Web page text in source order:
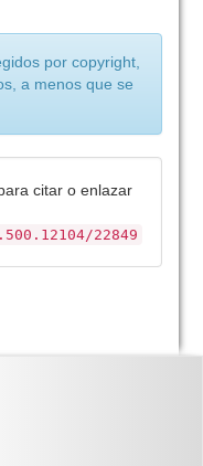
por copyright,
a menos que se
citar o enlazar
22849